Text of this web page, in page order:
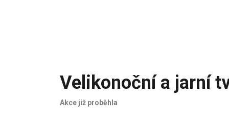
Velikonoční a jarní
Akce již proběhla